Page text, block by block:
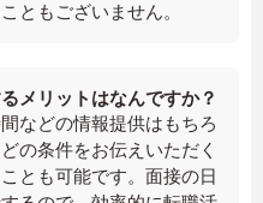
ともございません。
メリットはなんですか？
などの情報提供はもちろ
の条件をお伝えいただく
とも可能です。面接の日